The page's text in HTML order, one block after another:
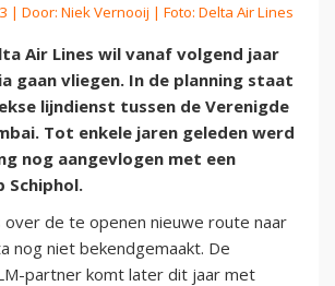
| Door: Niek Vernooij | Foto: Delta Air Lines
Air Lines wil vanaf volgend jaar
gaan vliegen. In de planning staat
lijndienst tussen de Verenigde
Tot enkele jaren geleden werd
nog aangevlogen met een
Schiphol.
de te openen nieuwe route naar
nog niet bekendgemaakt. De
partner komt later dit jaar met